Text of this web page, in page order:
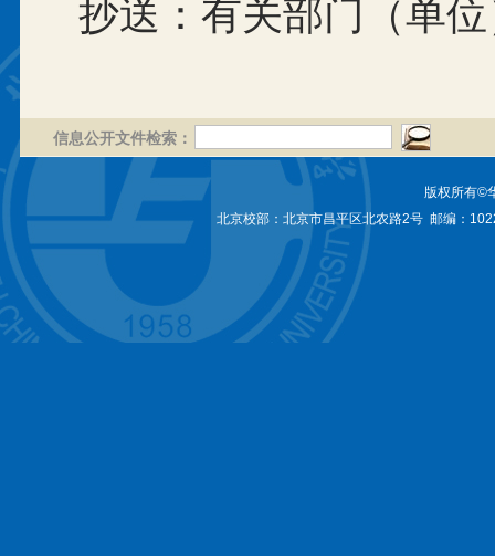
抄送：有关部门（单
信息公开文件检索：
版权所有©
北京校部：北京市昌平区北农路2号 邮编：